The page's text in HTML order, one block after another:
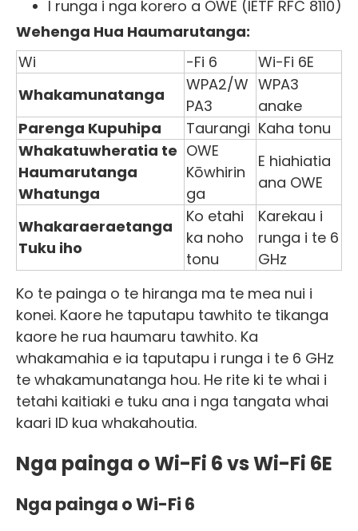
I runga i nga korero a OWE (IETF RFC 8110)
Wehenga Hua Haumarutanga:
Wi
-Fi 6
Wi-Fi 6E
Whakamunatanga
WPA2/W
PA3
WPA3
anake
Parenga Kupuhipa
Taurangi Kaha tonu
Whakatuwheratia te
Haumarutanga
Whatunga
OWE
Kōwhirin
ga
E hiahiatia
ana OWE
Whakaraeraetanga
Tuku iho
Ko etahi
ka noho
tonu
Karekau i
runga i te 6
GHz
Ko te painga o te hiranga ma te mea nui i
konei. Kaore he taputapu tawhito te tikanga
kaore he rua haumaru tawhito. Ka
whakamahia e ia taputapu i runga i te 6 GHz
te whakamunatanga hou. He rite ki te whai i
tetahi kaitiaki e tuku ana i nga tangata whai
kaari ID kua whakahoutia.
Nga painga o Wi-Fi 6 vs Wi-Fi 6E
Nga painga o Wi-Fi 6